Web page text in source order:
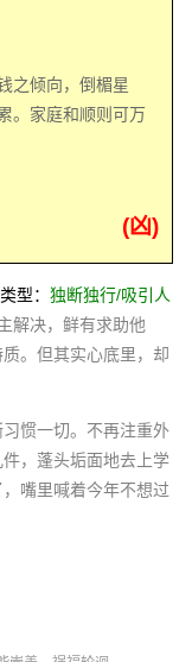
之倾向，倒楣星
。家庭和顺则可万
(凶)
型： 独断独行/吸引人
解决，鲜有求助他
。但其实心底里，却
惯一切。不再注重外
，蓬头垢面地去上学
嘴里喊着今年不想过